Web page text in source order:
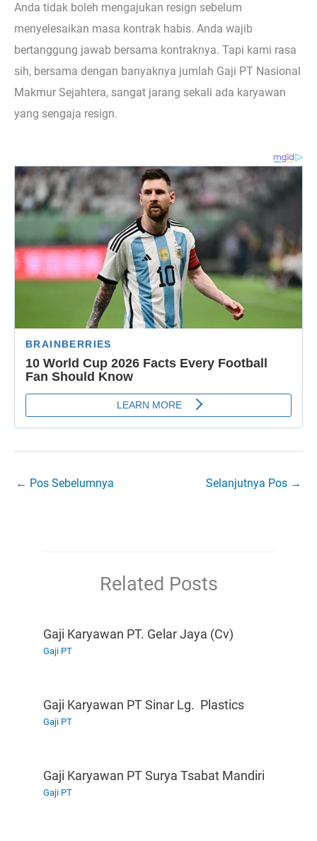
Anda tidak boleh mengajukan resign sebelum
menyelesaikan masa kontrak habis. Anda wajib
bertanggung jawab bersama kontraknya. Tapi kami rasa
sih, bersama dengan banyaknya jumlah Gaji PT Nasional
Makmur Sejahtera, sangat jarang sekali ada karyawan
yang sengaja resign.
← Pos Sebelumnya Selanjutnya Pos →
Related Posts
Gaji Karyawan PT. Gelar Jaya (Cv)
Gaji PT
Gaji Karyawan PT Sinar Lg. Plastics
Gaji PT
Gaji Karyawan PT Surya Tsabat Mandiri
Gaji PT